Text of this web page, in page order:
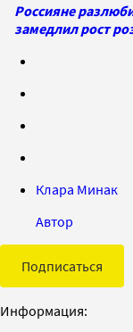
Россияне
замедлил рост
Клара Минак
Автор
Подписаться
Информация: